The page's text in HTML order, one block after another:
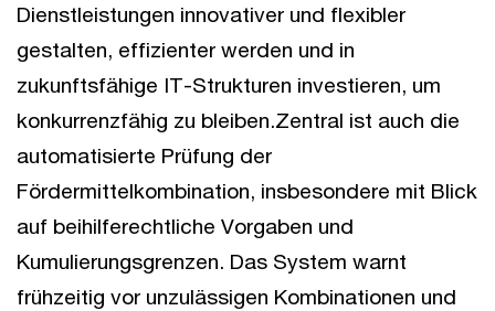
Dienstleistungen innovativer und flexibler
gestalten, effizienter werden und in
zukunftsfähige IT-Strukturen investieren, um
konkurrenzfähig zu bleiben.Zentral ist auch die
automatisierte Prüfung der
Fördermittelkombination, insbesondere mit Blick
auf beihilferechtliche Vorgaben und
Kumulierungsgrenzen. Das System warnt
frühzeitig vor unzulässigen Kombinationen und